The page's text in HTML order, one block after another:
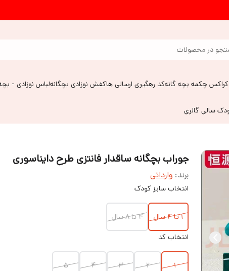
در محصولات
چکمه بچه گانهکد رهگیری ارسالی هاکفش نوزادی بچگانهلباس نوزادی -
سالی گالری
جوراب بچگانه ساقدار فانتزی طرح دایناسوری
برند: وارداتی
انتخاب سایز کودک
1 تا 4 سال
4 تا 8 سال
انتخاب کد
1
2
3
4
5